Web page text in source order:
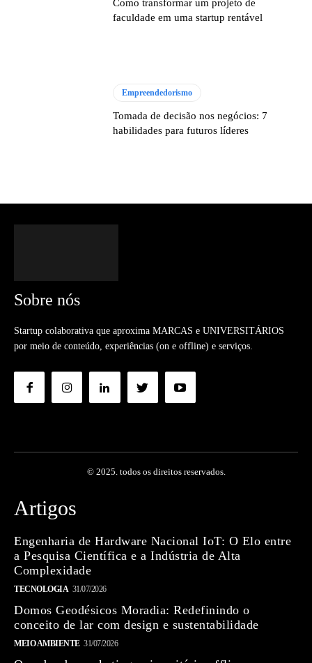
Como transformar um projeto de
faculdade em uma startup rentável
Empreendedorismo
Tomada de decisão nos negócios: 7
habilidades para futuros líderes
Sobre nós
Startup colaborativa que aproxima MARCAS e UNIVERSITÁRIOS
por meio de conteúdo, experiências (on e offline) e serviços.
© 2025. todos os direitos reservados.
Artigos
Engenharia de Hardware Nacional IoT: O Elo entre
a Pesquisa Científica e a Indústria de Alta
Complexidade
TECNOLOGIA 31/07/2026
Domos Geodésicos Moradia: Redefinindo o
conceito de lar com design e sustentabilidade
MEIO AMBIENTE 31/07/2026